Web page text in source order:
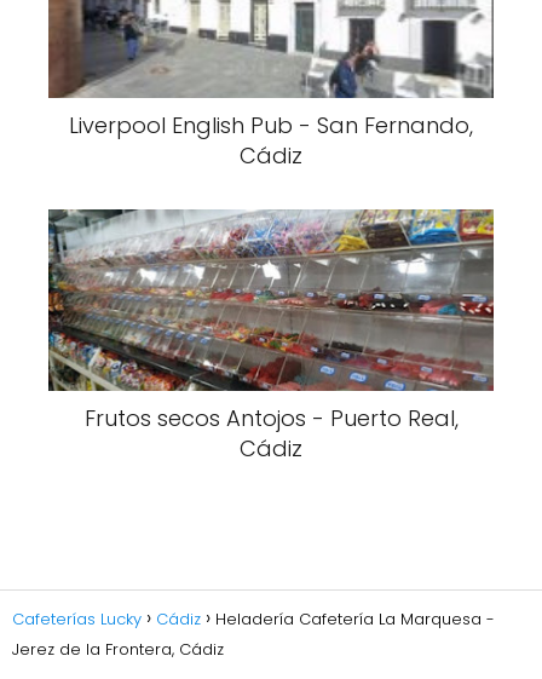
Liverpool English Pub - San Fernando,
Cádiz
Frutos secos Antojos - Puerto Real,
Cádiz
Cafeterías Lucky Cádiz
Heladería Cafetería La Marquesa -
Jerez de la Frontera, Cádiz